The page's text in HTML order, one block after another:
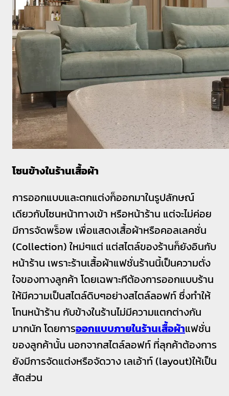
โซนข้างในร้านเสื้อผ้า
การออกแบบและตกแต่งก็ออกมาในรูปลักษณ์
เดียวกับโซนหน้าทางเข้า หรือหน้าร้าน แต่จะไม่ค่อย
มีการจัดพร็อพ เพื่อแสดงเสื้อผ้าหรือคอลเลคชั่น
(Collection) ใหม่ๆแต่ แต่สไตล์ของร้านก็ยังอินกับ
หน้าร้าน เพราะร้านเสื้อผ้าแฟชั่นร้านนี้เป็นความตั่ง
ใจของทางลูกค้า โดยเฉพาะทีต้องการออกแบบร้าน
ให้มีความเป็นสไตล์ดิบๆอย่างสไตล์ลอฟท์ ซึ่งทำให้
โทนหน้าร้าน กับข้างในร้านไม่มีความแตกต่างกัน
มากนัก โดยการออกแบบภายในร้านเสื้อผ้าแฟชั่น
ของลูกค้านั้น นอกจากสไตล์ลอฟท์ ที่ลุกค้าต้องการ
ยังมีการจัดแต่งหรือจัดวาง เลเอ้าท์ (layout)ให้เป็น
สัดส่วน